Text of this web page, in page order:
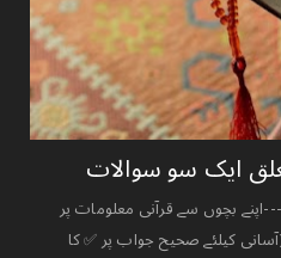
‏ایک ‏سو ‏سوالات
بچوں سے قرآنی معلومات پر
(آسانی کیلئے صحیح جواب پر ✅ کا